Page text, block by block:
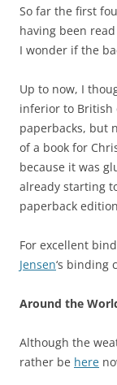
So far the first
having been
I wonder if the
Up to now, I
inferior to British
paperbacks, but
of a book for
because it was
already starting
paperback
For excellent
Jensen‘s binding
Around the
Although the
rather be here